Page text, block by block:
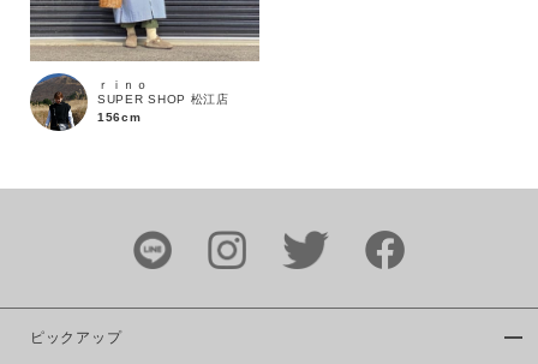
ｒｉｎｏ
SUPER SHOP 松江店
156cm
ピックアップ